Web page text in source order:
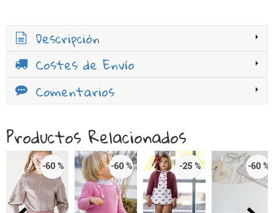
Descripción
Costes de Envío
Comentarios
Productos Relacionados
-60 % -60 % -25 % -60 %